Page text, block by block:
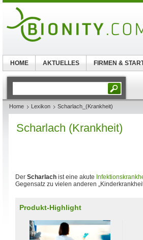
Home Lexikon Scharlach_(Krankheit)
Scharlach (Krankheit)
Der Scharlach ist eine akute
Gegensatz zu vielen anderen
Produkt-Highlight
HOME AKTUELLES FIRMEN &